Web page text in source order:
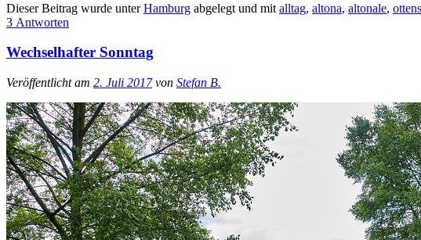
Dieser Beitrag wurde unterHamburg abgelegt und mit alltag, altona, altonale,
3 Antworten
Wechselhafter Sonntag
Veröffentlicht am 2. Juli 2017 von Stefan B.